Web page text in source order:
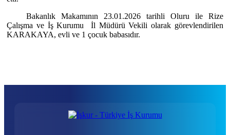
Bakanlık Makamının 23.01.2026 tarihli Oluru ile Rize
Çalışma ve İş Kurumu İl Müdürü Vekili olarak görevlendirilen
KARAKAYA, evli ve 1 çocuk babasıdır.